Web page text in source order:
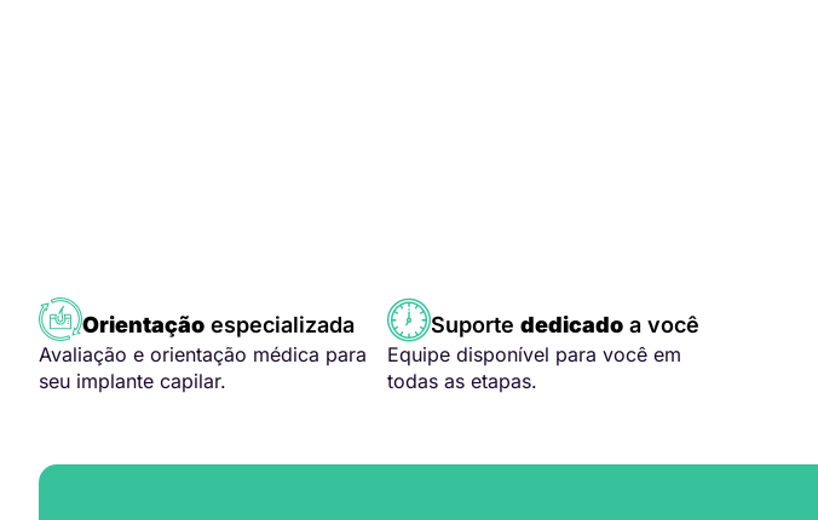
Orientação especializada
Avaliação e orientação médica para
seu implante capilar.
Suporte dedicado a você
Equipe disponível para você em
todas as etapas.